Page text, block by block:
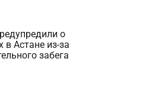
о
в Астане из-за
забега